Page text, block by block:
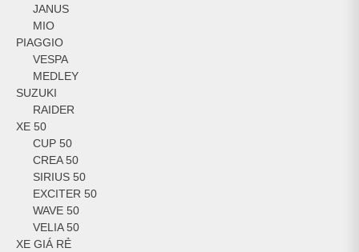
JANUS
MIO
PIAGGIO
VESPA
MEDLEY
SUZUKI
RAIDER
XE 50
CUP 50
CREA 50
SIRIUS 50
EXCITER 50
WAVE 50
VELIA 50
XE GIÁ RẺ